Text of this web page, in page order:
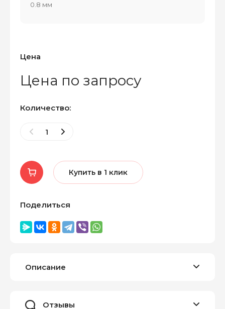
Цена
Цена по запросу
Количество:
Купить в 1 клик
0.8 мм
Поделиться
Описание
Отзывы